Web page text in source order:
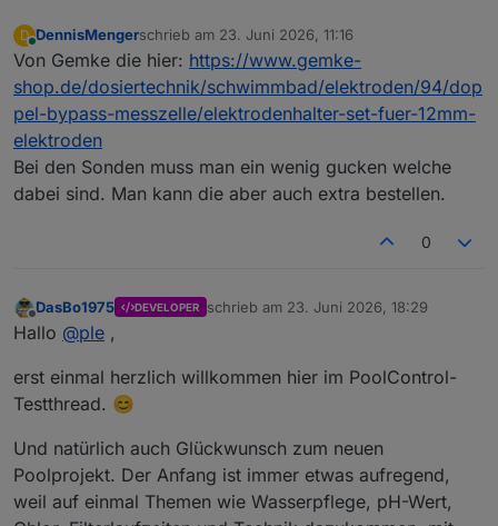
D
Online
DennisMengerschrieb am 23. Juni 2026, 11:16
zuletzt editiert von
Von Gemke die hier: https://www.gemke-
shop.de/dosiertechnik/schwimmbad/elektroden/94/dop
pel-bypass-messzelle/elektrodenhalter-set-fuer-12mm-
elektroden
Bei den Sonden muss man ein wenig gucken welche
dabei sind. Man kann die aber auch extra bestellen.
0
Offline
DasBo1975 DEVELOPER schrieb am 23. Juni 2026, 18:29
zuletzt editiert von
Hallo @ple ,
erst einmal herzlich willkommen hier im PoolControl-
Testthread. 😊
Und natürlich auch Glückwunsch zum neuen
Poolprojekt. Der Anfang ist immer etwas aufregend,
weil auf einmal Themen wie Wasserpflege, pH-Wert,